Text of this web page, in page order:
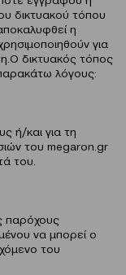
δικτυακού τόπου
η
για
δικτυακός τόπος
λόγους:
ή/και για τη
του megaron.gr
του.
παρόχους
να μπορεί ο
του